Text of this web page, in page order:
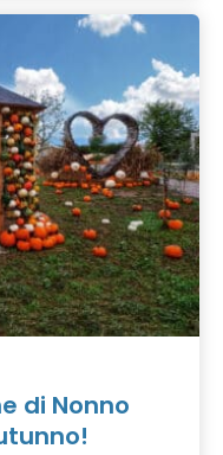
di Nonno